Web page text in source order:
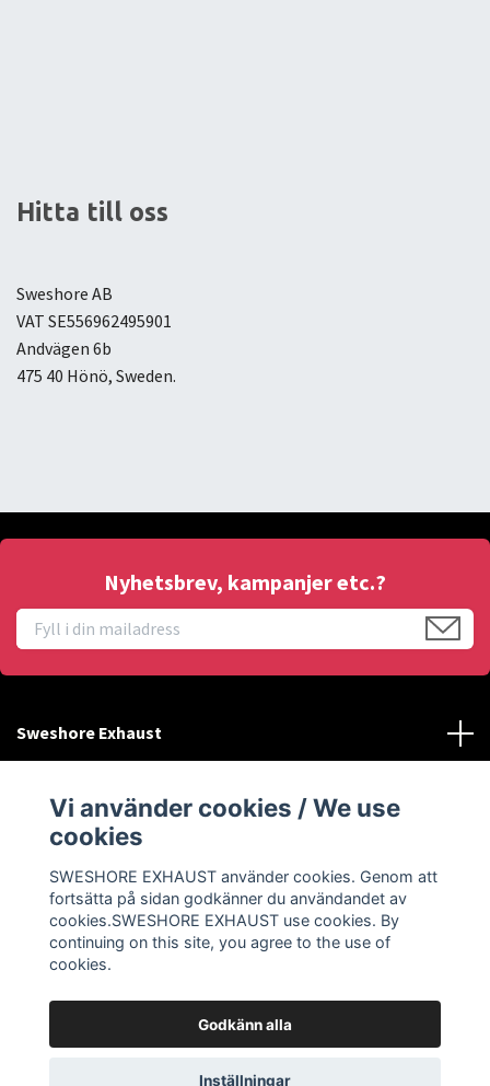
Hitta till oss
Sweshore AB
VAT SE556962495901
Andvägen 6b
475 40 Hönö, Sweden.
Nyhetsbrev, kampanjer etc.?
Sweshore Exhaust
Behöver du hjälp?
Sociala medier
© 2026 SWESHORE EXHAUST
Vi använder cookies / We use
cookies
SWESHORE EXHAUST använder cookies. Genom att
fortsätta på sidan godkänner du användandet av
cookies.SWESHORE EXHAUST use cookies. By
continuing on this site, you agree to the use of
cookies.
Godkänn alla
Inställningar